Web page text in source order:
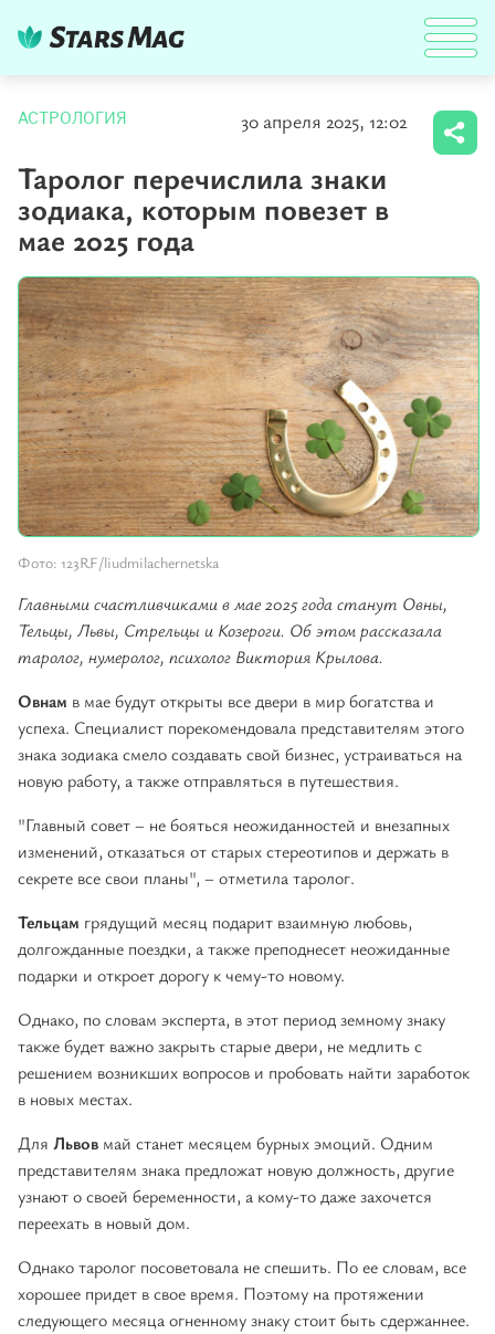
АСТРОЛОГИЯ 30 апреля 2025, 12:02
Таролог перечислила знаки
зодиака, которым повезет в
мае 2025 года
Фото: 123RF/liudmilachernetska
Главными счастливчиками в мае 2025 года станут Овны,
Тельцы, Львы, Стрельцы и Козероги. Об этом рассказала
таролог, нумеролог, психолог Виктория Крылова.
Овнам в мае будут открыты все двери в мир богатства и
успеха. Специалист порекомендовала представителям этого
знака зодиака смело создавать свой бизнес, устраиваться на
новую работу, а также отправляться в путешествия.
"Главный совет – не бояться неожиданностей и внезапных
изменений, отказаться от старых стереотипов и держать в
секрете все свои планы", – отметила таролог.
Тельцам грядущий месяц подарит взаимную любовь,
долгожданные поездки, а также преподнесет неожиданные
подарки и откроет дорогу к чему-то новому.
Однако, по словам эксперта, в этот период земному знаку
также будет важно закрыть старые двери, не медлить с
решением возникших вопросов и пробовать найти заработок
в новых местах.
Для Львов май станет месяцем бурных эмоций. Одним
представителям знака предложат новую должность, другие
узнают о своей беременности, а кому-то даже захочется
переехать в новый дом.
Однако таролог посоветовала не спешить. По ее словам, все
хорошее придет в свое время. Поэтому на протяжении
следующего месяца огненному знаку стоит быть сдержаннее.